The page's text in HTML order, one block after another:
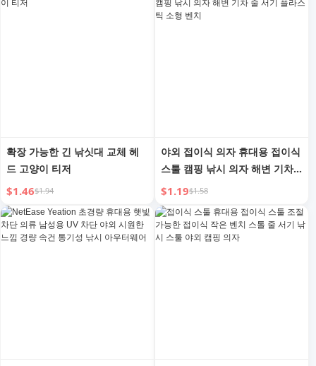
확장 가능한 긴 낚싯대 교체 헤
드 고양이 티저
$1.46$1.94
야외 접이식 의자 휴대용 접이식
스툴 캠핑 낚시 의자 해변 기차
줄 서기 플라스틱 소형 벤치
$1.19$1.58